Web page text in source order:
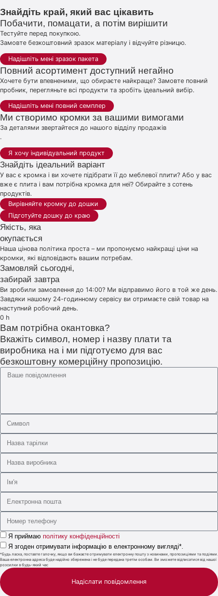
Знайдіть край, який вас цікавить
Побачити, помацати, а потім вирішити
Тестуйте перед покупкою.
Замовте безкоштовний зразок матеріалу і відчуйте різницю.
Надішліть мені зразок пакета
Повний асортимент доступний негайно
Хочете бути впевненими, що обираєте найкраще? Замовте повний
пробник, перегляньте всі продукти та зробіть ідеальний вибір.
Надішліть мені повний семплер
Ми створимо кромки за вашими вимогами
За деталями звертайтеся до нашого відділу продажів
.
Я хочу індивідуальний продукт
Знайдіть ідеальний варіант
У вас є кромка і ви хочете підібрати її до меблевої плити? Або у вас
вже є плита і вам потрібна кромка для неї? Обирайте з сотень
продуктів.
Вирівняйте кромку до дошки
Підготуйте дошку до краю
Якість, яка
окупається
Наша цінова політика проста – ми пропонуємо найкращі ціни на
кромки, які відповідають вашим потребам.
Замовляй сьогодні,
забирай завтра
Ви зробили замовлення до 14:00? Ми відправимо його в той же день.
Завдяки нашому 24-годинному сервісу ви отримаєте свій товар на
наступний робочий день.
0 h
Вам потрібна окантовка?
Вкажіть символ, номер і назву плати та
виробника на і ми підготуємо для вас
безкоштовну комерційну пропозицію.
Я приймаю політику конфіденційності
Я згоден отримувати інформацію в електронному вигляді*.
*Будь ласка, поставте галочку, якщо ви бажаєте отримувати електронну пошту з новинами, пропозиціями та подіями.
Ваша електронна адреса буде надійно збережена і не буде передана третім особам. Ви зможете відписатися від нашої
розсилки в будь-який час
Надіслати повідомлення